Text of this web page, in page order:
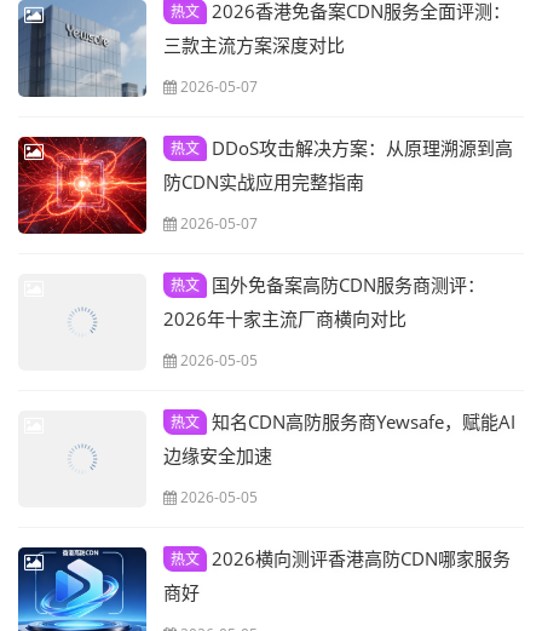
热文 2026香港免备案CDN服务全面评测：
三款主流方案深度对比
2026-05-07
热文
DDoS攻击解决方案：从原理溯源到高
防CDN实战应用完整指南
2026-05-07
热文
国外免备案高防CDN服务商测评：
2026年十家主流厂商横向对比
2026-05-05
热文 知名CDN高防服务商Yewsafe，赋能AI
边缘安全加速
2026-05-05
热文 2026横向测评香港高防CDN哪家服务
商好